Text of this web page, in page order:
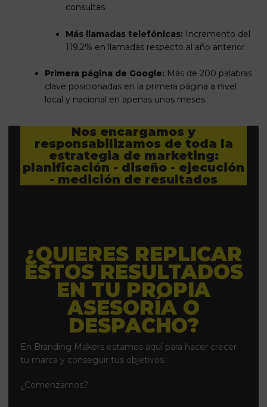
consultas.
Más llamadas telefónicas: Incremento del
119,2% en llamadas respecto al año anterior.
Primera página de Google: Más de 200 palabras
clave posicionadas en la primera página a nivel
local y nacional en apenas unos meses.
Nos encargamos y
responsabilizamos de toda la
estrategia de marketing:
planificación - diseño - ejecución
- medición de resultados
¿QUIERES REPLICAR
ESTOS RESULTADOS
EN TU PROPIA
ASESORÍA O
DESPACHO?
En Branding Makers estamos aquí para hacer crecer
tu marca y conseguir tus objetivos.
¿Comenzamos?